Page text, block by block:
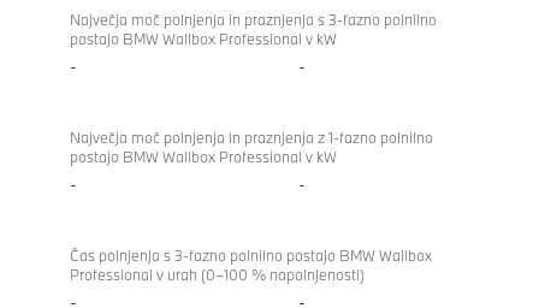
Največja moč polnjenja in praznjenja s 3-fazno polnilno
postajo BMW Wallbox Professional v kW
- -
Največja moč polnjenja in praznjenja z 1-fazno polnilno
postajo BMW Wallbox Professional v kW
- -
Čas polnjenja s 3-fazno polnilno postajo BMW Wallbox
Professional v urah (0–100 % napolnjenosti)
- -